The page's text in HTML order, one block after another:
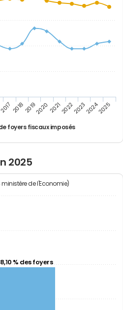
foyers fiscaux imposés
2017 20182019202020212022202320242025
2025
de l'Economie)
% des foyers